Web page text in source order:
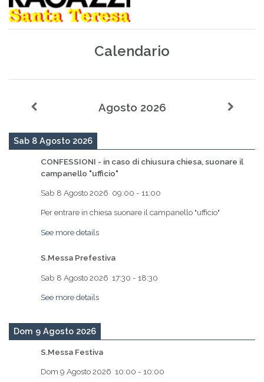
Calendario
Agosto 2026
Sab 8 Agosto 2026
CONFESSIONI - in caso di chiusura chiesa, suonare il
campanello "ufficio"
Sab 8 Agosto 2026 09:00 - 11:00
Per entrare in chiesa suonare il campanello "ufficio"
See more details
S.Messa Prefestiva
Sab 8 Agosto 2026 17:30 - 18:30
See more details
Dom 9 Agosto 2026
S.Messa Festiva
Dom 9 Agosto 2026 10:00 - 10:00